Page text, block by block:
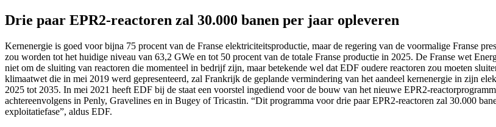
Drie paar EPR2-reactoren zal 30.000 banen per jaar opleveren
Kernenergie is goed voor bijna 75 procent van de Franse elektriciteitsproductie, maar de regering van de voormalige Franse
zou worden tot het huidige niveau van 63,2 GWe en tot 50 procent van de totale Franse productie in 2025. De Franse wet
niet om de sluiting van reactoren die momenteel in bedrijf zijn, maar betekende wel dat EDF oudere reactoren zou moeten
klimaatwet die in mei 2019 werd gepresenteerd, zal Frankrijk de geplande vermindering van het aandeel kernenergie in zijn
2025 tot 2035. In mei 2021 heeft EDF bij de staat een voorstel ingediend voor de bouw van het nieuwe EPR2-
achtereenvolgens in Penly, Gravelines en in Bugey of Tricastin. “Dit programma voor drie paar EPR2-reactoren zal 30.000
exploitatiefase”, aldus EDF.